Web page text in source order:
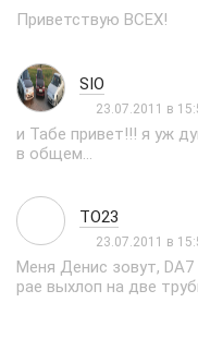
Приветствую ВСЕХ!
SIO
23.07.2011 в
и Табе привет!!! я уж
в общем...
TO23
23.07.2011 в
Меня Денис зовут,
рае выхлоп на две